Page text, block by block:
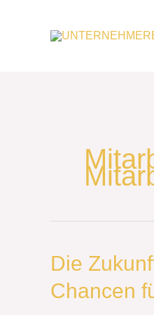
Die
Chancen
Die
Zukunft
der